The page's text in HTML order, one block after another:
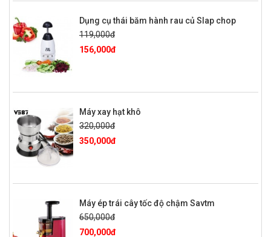
Dụng cụ thái băm hành rau củ Slap chop
119,000đ
156,000đ
Máy xay hạt khô
320,000đ
350,000đ
Máy ép trái cây tốc độ chậm Savtm
650,000đ
700,000đ